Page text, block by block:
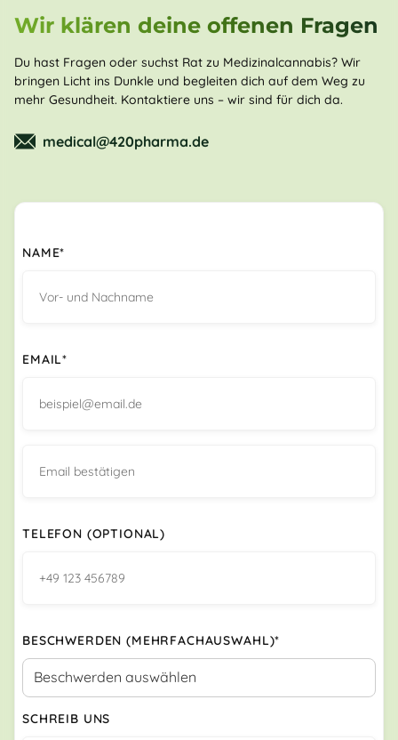
Wir klären deine offenen Fragen
Du hast Fragen oder suchst Rat zu Medizinalcannabis? Wir
bringen Licht ins Dunkle und begleiten dich auf dem Weg zu
mehr Gesundheit. Kontaktiere uns – wir sind für dich da.
medical@420pharma.de
NAME*
EMAIL*
TELEFON (OPTIONAL)
BESCHWERDEN (MEHRFACHAUSWAHL)*
SCHREIB UNS